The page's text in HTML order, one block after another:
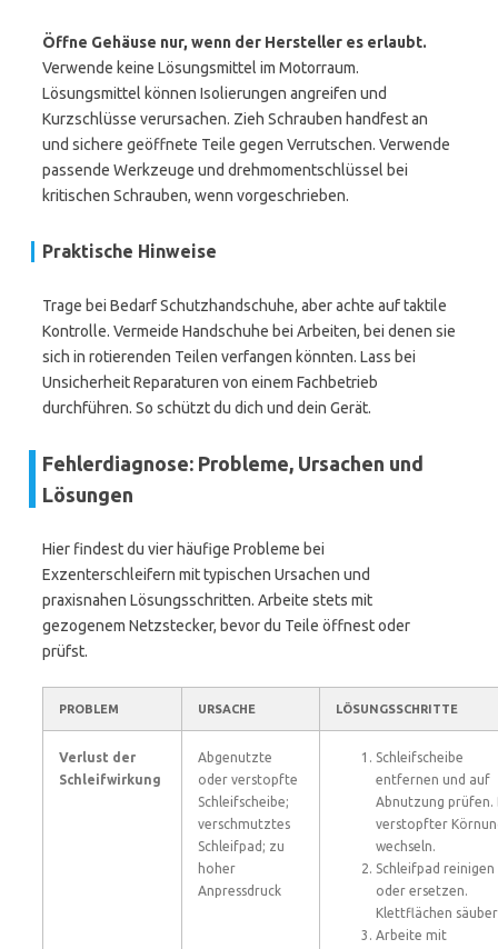
Öffne Gehäuse nur, wenn der Hersteller es erlaubt.
Verwende keine Lösungsmittel im Motorraum.
Lösungsmittel können Isolierungen angreifen und
Kurzschlüsse verursachen. Zieh Schrauben handfest an
und sichere geöffnete Teile gegen Verrutschen. Verwende
passende Werkzeuge und drehmomentschlüssel bei
kritischen Schrauben, wenn vorgeschrieben.
Praktische Hinweise
Trage bei Bedarf Schutzhandschuhe, aber achte auf taktile
Kontrolle. Vermeide Handschuhe bei Arbeiten, bei denen sie
sich in rotierenden Teilen verfangen könnten. Lass bei
Unsicherheit Reparaturen von einem Fachbetrieb
durchführen. So schützt du dich und dein Gerät.
Fehlerdiagnose: Probleme, Ursachen und
Lösungen
Hier findest du vier häufige Probleme bei
Exzenterschleifern mit typischen Ursachen und
praxisnahen Lösungsschritten. Arbeite stets mit
gezogenem Netzstecker, bevor du Teile öffnest oder
prüfst.
PROBLEM URSACHE LÖSUNGSSCHRITTE
Verlust der
Schleifwirkung
Abgenutzte
oder verstopfte
Schleifscheibe;
verschmutztes
Schleifpad; zu
hoher
Anpressdruck
Schleifscheibe
entfernen und auf
Abnutzung prüfen.
verstopfter
wechseln.
Schleifpad reinigen
oder ersetzen.
Klettflächen
Arbeite mit